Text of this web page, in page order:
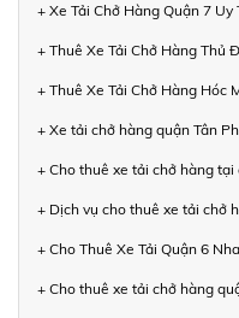
+ Xe Tải Chở Hàng Quận 7
+ Thuê Xe Tải Chở Hàng Thủ
+ Thuê Xe Tải Chở Hàng Hóc
+ Xe tải chở hàng quận Tân
+ Cho thuê xe tải chở hàng
+ Dịch vụ cho thuê xe tải chở
+ Cho Thuê Xe Tải Quận 6
+ Cho thuê xe tải chở hàng